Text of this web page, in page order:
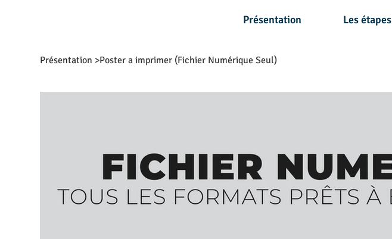
Présentation Les étapes
Présentation >Poster a imprimer (Fichier Numérique Seul)